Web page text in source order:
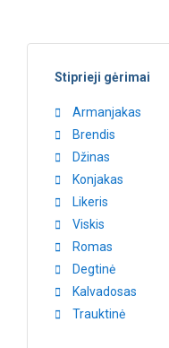
Stiprieji gėrimai
Armanjakas
Brendis
Džinas
Konjakas
Likeris
Viskis
Romas
Degtinė
Kalvadosas
Trauktinė